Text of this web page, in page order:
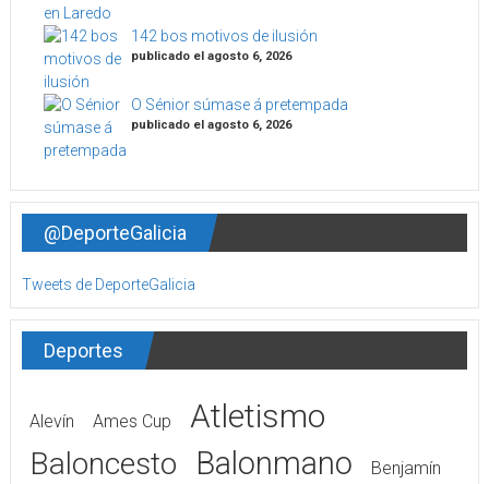
142 bos motivos de ilusión
publicado el agosto 6, 2026
O Sénior súmase á pretempada
publicado el agosto 6, 2026
@DeporteGalicia
Tweets de DeporteGalicia
Deportes
Alevín Ames Cup Atletismo
Baloncesto Balonmano
Benjamín